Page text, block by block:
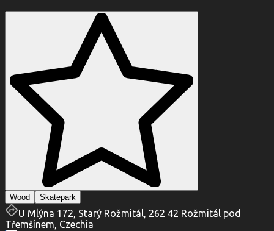
Wood Skatepark
U Mlýna 172, Starý Rožmitál, 262 42 Rožmitál pod
Třemšínem, Czechia